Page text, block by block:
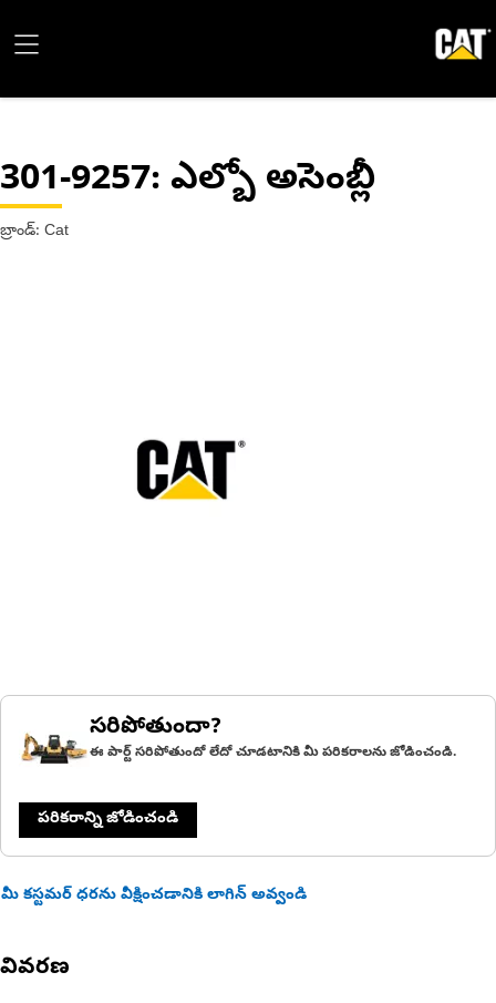
301-9257: ఎల్బో అసెంబ్లీ
బ్రాండ్: Cat
సరిపోతుందా?
ఈ పార్ట్ సరిపోతుందో లేదో చూడటానికి మీ పరికరాలను జోడించండి.
పరికరాన్ని జోడించండి
మీ కస్టమర్ ధరను వీక్షించడానికి లాగిన్ అవ్వండి
వివరణ